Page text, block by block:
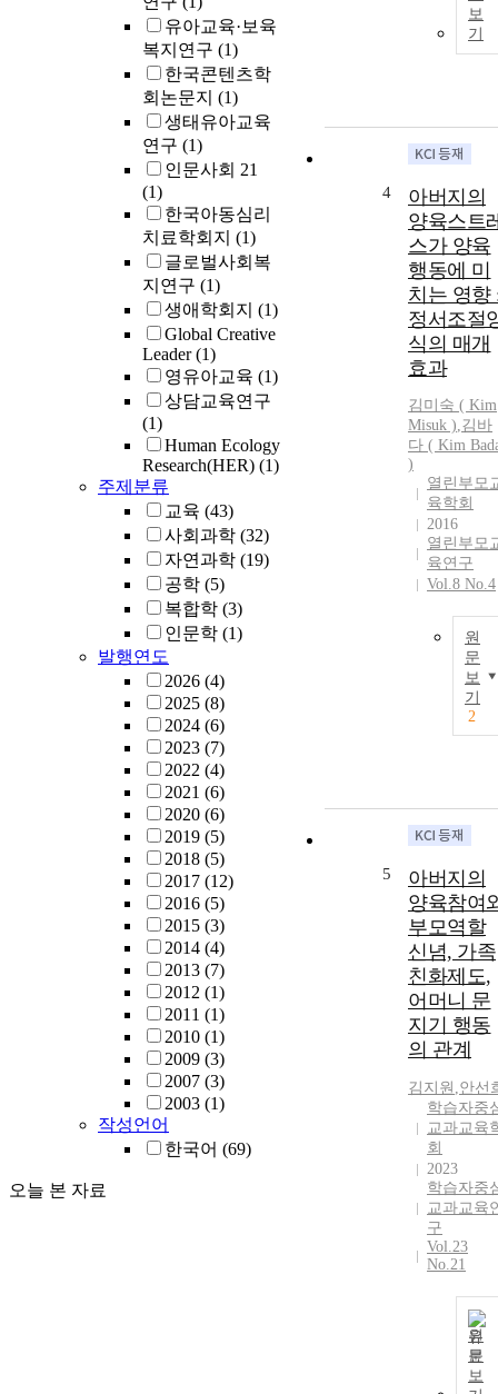
유아교육·보육
복지연구 (1)
한국콘텐츠학
회논문지 (1)
생태유아교육
연구 (1)
인문사회 21
(1)
한국아동심리
치료학회지 (1)
글로벌사회복
지연구 (1)
생애학회지 (1)
Global Creative
Leader(1)
영유아교육 (1)
상담교육연구
(1)
Human Ecology
Research(HER) (1)
주제분류
교육 (43)
사회과학 (32)
자연과학 (19)
공학 (5)
복합학 (3)
인문학 (1)
발행연도
2026 (4)
2025 (8)
2024 (6)
2023 (7)
2022 (4)
2021 (6)
2020 (6)
2019 (5)
2018 (5)
2017 (12)
2016 (5)
2015 (3)
2014 (4)
2013 (7)
2012 (1)
2011 (1)
2010 (1)
2009 (3)
2007 (3)
2003 (1)
작성언어
한국어 (69)
오늘 본 자료
보
기
4
아버지의
양육스트
스가 양육
행동에 미
치는 영향
정서조절
식의 매개
효과
김미숙 ( Kim
Misuk ),김바
다 ( Kim
)
열린부모
육학회
2016
열린부모
육연구
Vol.8 No.4
원
문
보
기
2
5
아버지의
양육참여
부모역할
신념, 가족
친화제도,
어머니 문
지기 행동
의 관계
김지원 ,안선
학습자중
교과교육
회
2023
학습자중
교과교육
구
Vol.23
No.21
원
문
보